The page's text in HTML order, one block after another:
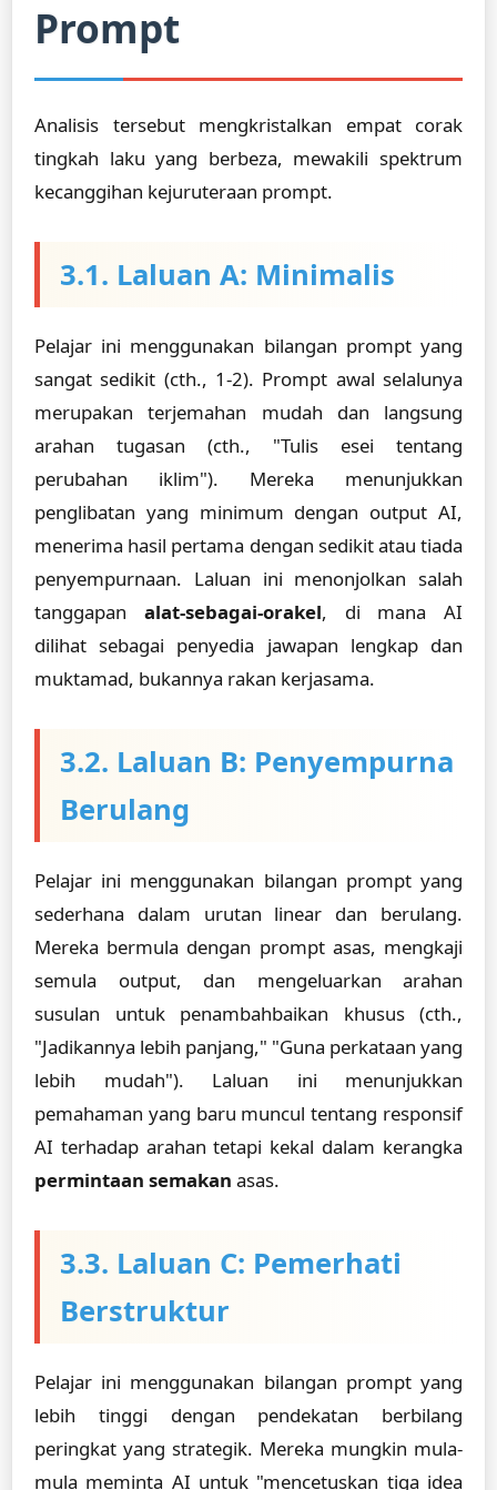
Prompt
Analisis tersebut mengkristalkan empat corak
tingkah laku yang berbeza, mewakili spektrum
kecanggihan kejuruteraan prompt.
3.1. Laluan A: Minimalis
Pelajar ini menggunakan bilangan prompt yang
sangat sedikit (cth., 1-2). Prompt awal selalunya
merupakan terjemahan mudah dan langsung
arahan tugasan (cth., "Tulis esei tentang
perubahan iklim"). Mereka menunjukkan
penglibatan yang minimum dengan output AI,
menerima hasil pertama dengan sedikit atau tiada
penyempurnaan. Laluan ini menonjolkan salah
tanggapan alat-sebagai-orakel, di mana AI
dilihat sebagai penyedia jawapan lengkap dan
muktamad, bukannya rakan kerjasama.
3.2. Laluan B: Penyempurna
Berulang
Pelajar ini menggunakan bilangan prompt yang
sederhana dalam urutan linear dan berulang.
Mereka bermula dengan prompt asas, mengkaji
semula output, dan mengeluarkan arahan
susulan untuk penambahbaikan khusus (cth.,
"Jadikannya lebih panjang," "Guna perkataan yang
lebih mudah"). Laluan ini menunjukkan
pemahaman yang baru muncul tentang responsif
AI terhadap arahan tetapi kekal dalam kerangka
permintaan semakan asas.
3.3. Laluan C: Pemerhati
Berstruktur
Pelajar ini menggunakan bilangan prompt yang
lebih tinggi dengan pendekatan berbilang
peringkat yang strategik. Mereka mungkin mula-
mula meminta AI untuk "mencetuskan tiga idea